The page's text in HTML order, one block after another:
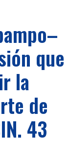
que
la
de
43